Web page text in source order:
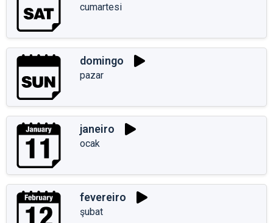
cumartesi
domingo
pazar
janeiro
ocak
fevereiro
şubat